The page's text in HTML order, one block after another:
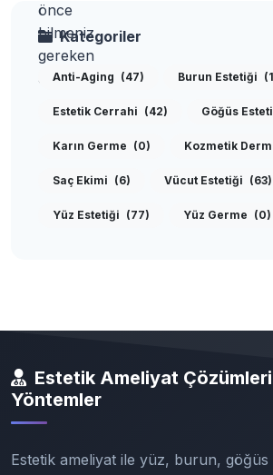
Kategoriler
Anti-Aging (47) Burun Estetiği
Estetik Cerrahi (42) Göğüs
Karın Germe (0) Kozmetik
Saç Ekimi (6) Vücut Estetiği (63)
Yüz Estetiği (77) Yüz Germe (0)
Estetik Ameliyat
Yöntemler
Estetik ameliyat ile yüz, burun,